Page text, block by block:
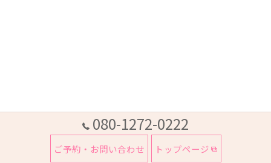
080-1272-0222
ご予約・お問い合わせ トップページ